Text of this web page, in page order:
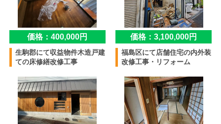
価格：400,000円
生駒郡にて収益物件木造戸建
ての床修繕改修工事
価格：3,100,000円
福島区にて店舗住宅の内外装
改修工事・リフォーム